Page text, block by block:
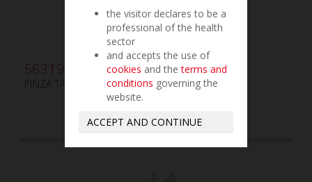
563190
PINZA TAYLOR mm180
the visitor declares to be a
professional of the health
sector
and accepts the use of
cookies and theterms and
conditions governing the
website.
ACCEPT AND CONTINUE